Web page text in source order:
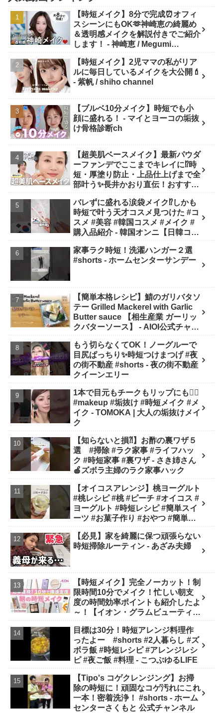
【時短メイク】8分で完成⏰オフィ
スシーンにもOK🫶神崎恵の綺麗め
＆透明感メイクを解説付きでご紹介
します！ - 神崎恵 / Megumi
【時短メイク】2児ママの私がリア
ルに毎日しているメイクを大公開💄
- 紫帆 / shiho channel
【ブルベ10分メイク】時短でも小
顔に盛れる！ - マイとヨーコの垢抜
け骨格診断ch
【超美肌ベースメイク】最新パウダ
ーファンデでここまでキレイに⁉️時
短・厚塗り防止・上品仕上げまで全
部叶う✨長井かおり直伝！おすすめ
方”を徹底解説💡 - 長井かおり | おし
ゃべりメイクBOX
バレずに盛れる涙袋メイク⁉︎しかも
時短で叶う天才コスメ見つけた #コ
スメ #美容 #韓国コスメ #メイク #
購入品紹介 - 韓国オンニ【日韓コス
家事ラク時短！洗濯ハンガー２選
#shorts - ホームセンターサンデー
【簡単本格レシピ】鯖のガリバタソ
テー Grilled Mackerel with Garlic
Butter sauce 【相生産業 ガーリッ
クバターソース】 - AIOI公式チャン
もう切らなくてOK！ノーグルーで
目尻ぱっちり✨時短つけまつげ #夜
の街不動産 #shorts - 夜の街不動産
クイーンエリー
1本で目元もチークもリップにも❤️‍🔥
#makeup #垢抜け #時短メイク #メ
イク - TOMOKA | 大人の垢抜けメイ
ク
【知らないと損⁈】お酢の裏ワザ５
選 #掃除 #ラク家事 #ライフハッ
ク #時短家事 #裏ワザ - さき姉さん
🍎ズボラ主婦のラク家事ハック
【オイコスアレンジ】桃ヨーグルト
#桃レシピ #桃 #ピーチ #オイコス #
ヨーグルト #時短レシピ #簡単スイ
ーツ #お菓子作り #おやつ #簡単レ
cooking(BOTTA SWEETS)
【必見】家を綺麗に保つ頑張らない
時短掃除ルーティン - あざみ夫婦
【時短メイク】完全ノーカット！制
限時間10分でメイク！忙しい朝支
度の時間効率ポイントも紹介したよ
～！【イオン・グラムビューティー
ラムビューティーク公式】
目標は30分！時短アレンジ料理作
ったよー #shorts #2人暮らし #ズ
ボラ飯 #時短レシピ #アレンジレシ
ピ #夜ご飯 #料理 - こつぶゆるLIFE
【Tipo's コゲクレンジング】お掃
除の時短に！頑固なコゲ汚れにこれ
一本！密着洗浄！ #shorts - ホーム
センターさくもと 公式チャンネル